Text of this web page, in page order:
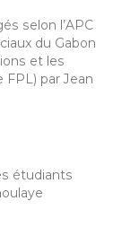
selon l’APC
du Gabon
et les
par Jean
étudiants